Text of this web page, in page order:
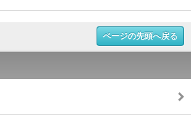
ページの先頭へ戻る